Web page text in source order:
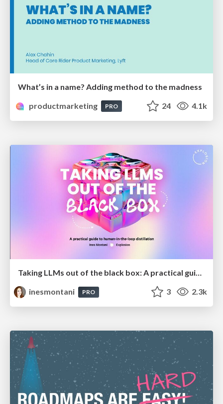
What’s in a name? Adding method to the madness
productmarketing
PRO 24 4.1k
Taking LLMs out of the black box: A practical guide to human-in-the-loop distillation
inesmontani
PRO 3 2.3k